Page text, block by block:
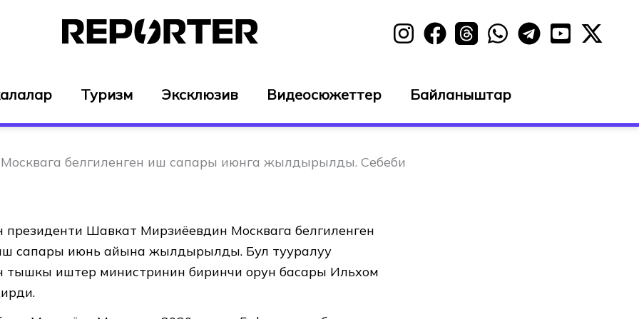
Туризм Эксклюзив Видеосюжеттер Байланыштар
белгиленген иш сапары июнга жылдырылды. Себеби
президенти Шавкат Мирзиёевдин Москвага белгиленген
сапары июнь айына жылдырылды. Бул тууралуу
тышкы иштер министринин биринчи орун басары Ильхом